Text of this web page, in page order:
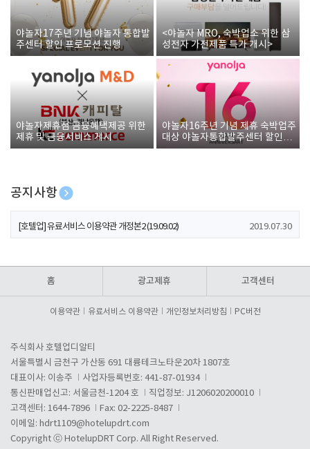
야놀자17주년 기념 야놀자 통합발
주센터 할인 프로모션 진행
<야놀자 MRO, 숙박업소 위한 삼
성전자 가전제품 특가 개시>
야놀자제휴점 금융혜택제공 위한
제휴 및 금융서비스 게시
야놀자16주년 기념 제휴 숙박업주
대상 야놀자통합발주센터 할인쿠
폰 증정
공지사항
[호텔업] 개인정보 처리방침 개정본1 (19.09.02)
[호텔업] 유료서비스 이용약관 개정본2 (19.09.02) 2019.07.30
홈 광고제휴 고객센터
이용약관 유료서비스 이용약관 개인정보처리방침 PC버전
주식회사 호텔업디알티
서울특별시 금천구 가산동 691 대륭테크노타운20차 1807호
대표이사: 이송주
사업자등록번호: 441-87-01934
통신판매업신고: 서울금천-1204 호
직업정보: J1206020200010
고객센터: 1644-7896
Fax: 02-2225-8487
이메일: hdrt1109@hotelupdrt.com
Copyright ⓒ HotelupDRT Corp. All Right Reserved.